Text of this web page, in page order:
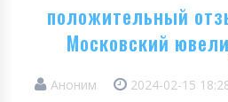
положительный
Московский
Аноним 2024-02-15